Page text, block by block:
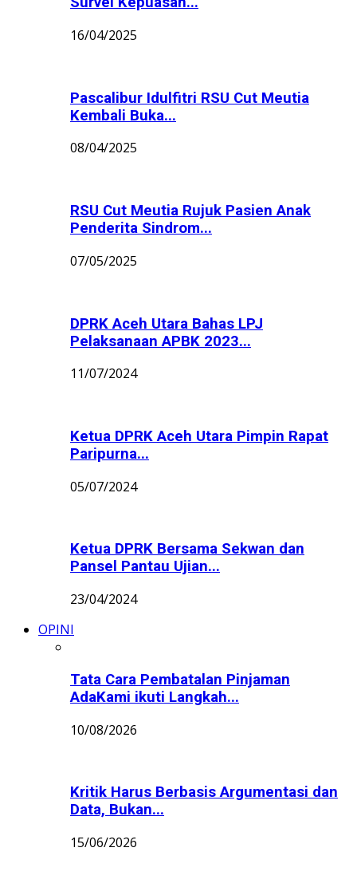
16/04/2025
Pascalibur Idulfitri RSU Cut Meutia
Kembali Buka...
08/04/2025
RSU Cut Meutia Rujuk Pasien Anak
Penderita Sindrom...
07/05/2025
DPRK Aceh Utara Bahas LPJ
Pelaksanaan APBK 2023...
11/07/2024
Ketua DPRK Aceh Utara Pimpin Rapat
Paripurna...
05/07/2024
Ketua DPRK Bersama Sekwan dan
Pansel Pantau Ujian...
23/04/2024
OPINI
Tata Cara Pembatalan Pinjaman
AdaKami ikuti Langkah...
10/08/2026
Kritik Harus Berbasis Argumentasi dan
Data, Bukan...
15/06/2026